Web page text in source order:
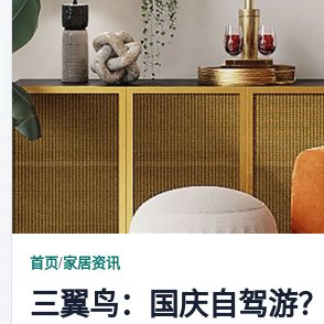
家居风水
时尚饰家 装修设计
家具知识 家居文化
家装攻略 创意家居
首页/家居资讯
三翼鸟：国庆自驾游？